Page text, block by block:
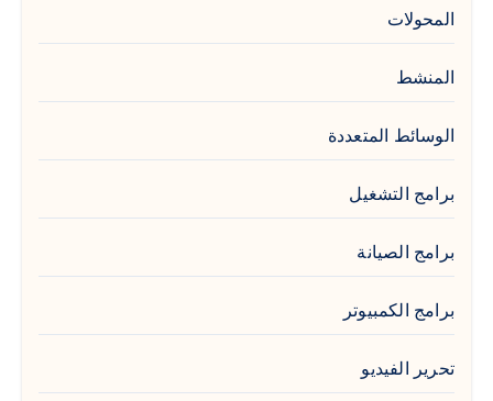
المحولات
المنشط
الوسائط المتعددة
برامج التشغيل
برامج الصيانة
برامج الكمبيوتر
تحرير الفيديو